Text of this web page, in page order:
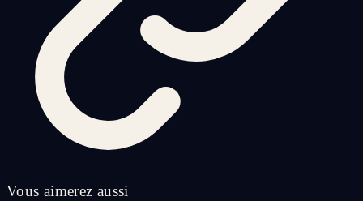
Vous aimerez aussi